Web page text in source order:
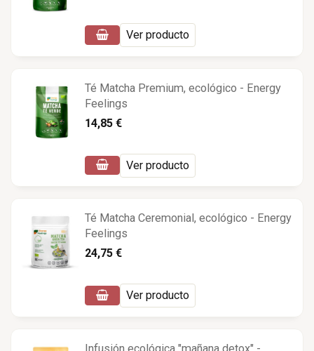
Ver producto
Té Matcha Premium, ecológico - Energy
Feelings
14,85 €
Ver producto
Té Matcha Ceremonial, ecológico - Energy
Feelings
24,75 €
Ver producto